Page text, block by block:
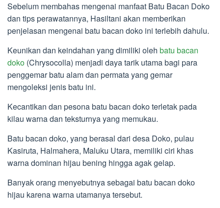
Sebelum membahas mengenai manfaat Batu Bacan Doko
dan tips perawatannya, Hasiltani akan memberikan
penjelasan mengenai batu bacan doko ini terlebih dahulu.
Keunikan dan keindahan yang dimiliki oleh batu bacan
doko (Chrysocolla) menjadi daya tarik utama bagi para
penggemar batu alam dan permata yang gemar
mengoleksi jenis batu ini.
Kecantikan dan pesona batu bacan doko terletak pada
kilau warna dan teksturnya yang memukau.
Batu bacan doko, yang berasal dari desa Doko, pulau
Kasiruta, Halmahera, Maluku Utara, memiliki ciri khas
warna dominan hijau bening hingga agak gelap.
Banyak orang menyebutnya sebagai batu bacan doko
hijau karena warna utamanya tersebut.